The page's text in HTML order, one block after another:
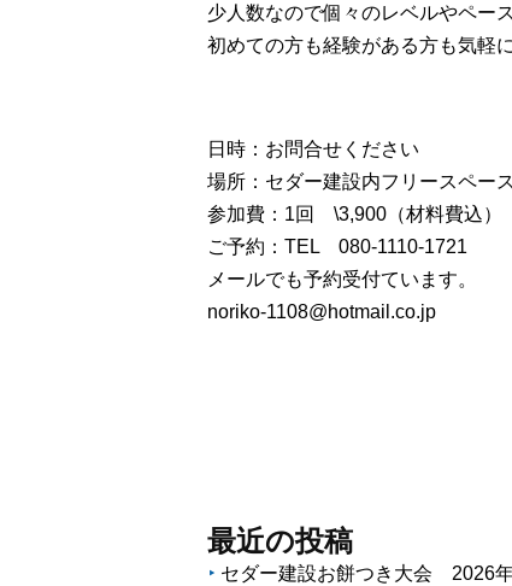
少人数なので個々のレベルやペー
初めての方も経験がある方も気軽
日時：お問合せください
場所：セダー建設内フリースペース
参加費：1回 \3,900（材料費込）
ご予約：TEL 080-1110-1721
メールでも予約受付ています。
noriko-1108@hotmail.co.jp
最近の投稿
セダー建設お餅つき大会 2026